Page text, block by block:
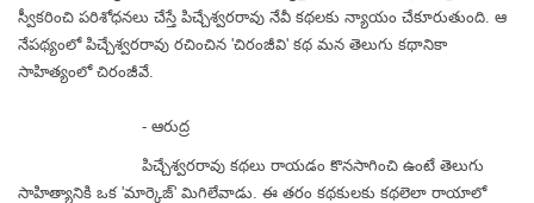
స్వీకరించి పరిశోధనలు చేస్తే పిచ్చేశ్వరరావు నేవీ కథలకు న్యాయం చేకూరుతుంది. ఆ
నేపథ్యంలో పిచ్చేశ్వరరావు రచించిన 'చిరంజీవి' కథ మన తెలుగు కథానికా
సాహిత్యంలో చిరంజీవే.
- ఆరుద్ర
పిచ్చేశ్వరరావు కథలు రాయడం కొనసాగించి ఉంటే తెలుగు
సాహిత్యానికి ఒక 'మార్కెజ్' మిగిలేవాడు. ఈ తరం కథకులకు కథలెలా రాయాలో